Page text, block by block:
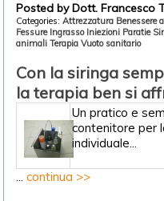
Posted by Dott. Francesco
Categories:Attrezzatura Benessere
Fessure Ingrasso Iniezioni Paratie
animali Terapia Vuoto sanitario
Con la siringa
la terapia ben si
Un pratico e
contenitore per
individuale...
...continua >>